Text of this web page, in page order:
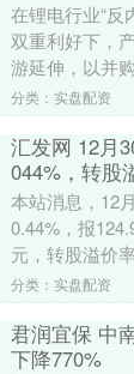
在锂电行业“反
双重利好下，
游延伸，以并
11月30日晚，
分类：实盘配资
汇发网 12月
044%，转股
本站消息，12
0.44%，报
元，转股溢价
转债信用级别为
分类：实盘配资
君润宜保 中
下降770%